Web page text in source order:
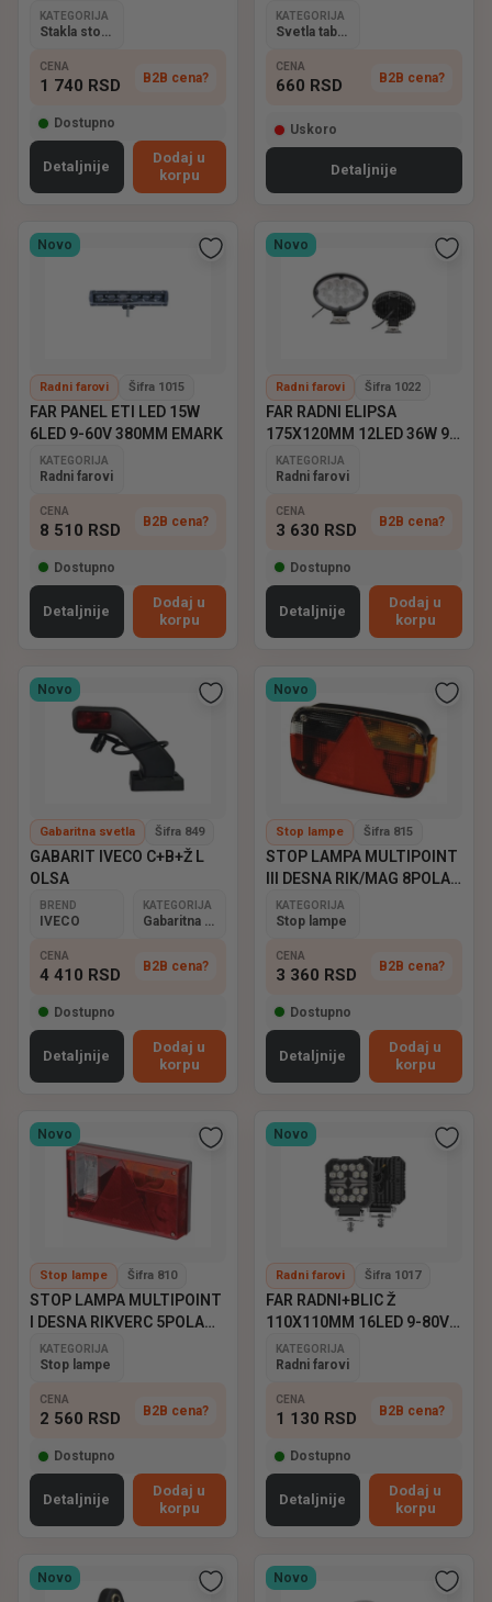
ASPOCK
KATEGORIJA
Stakla stop lampi
CENA
1 740 RSD B2B cena?
Dostupno
Detaljnije
Dodaj u
korpu
KATEGORIJA
Svetla tablice
CENA
660 RSD B2B cena?
Uskoro
Detaljnije
Novo
Radni farovi Šifra 1015
FAR PANEL ETI LED 15W
6LED 9-60V 380MM EMARK
KATEGORIJA
Radni farovi
CENA
8 510 RSD B2B cena?
Dostupno
Detaljnije
Dodaj u
korpu
Novo
Radni farovi Šifra 1022
FAR RADNI ELIPSA
175X120MM 12LED 36W 9-
60V EMARK
KATEGORIJA
Radni farovi
CENA
3 630 RSD B2B cena?
Dostupno
Detaljnije
Dodaj u
korpu
Novo
Gabaritna svetla Šifra 849
GABARIT IVECO C+B+Ž L
OLSA
BREND
IVECO
KATEGORIJA
CENA
4 410 RSD B2B cena?
Dostupno
Detaljnije
Dodaj u
korpu
Novo
Stop lampe Šifra 815
STOP LAMPA MULTIPOINT
III DESNA RIK/MAG 8POLA
ASPOCK
KATEGORIJA
Stop lampe
CENA
3 360 RSD B2B cena?
Dostupno
Detaljnije
Dodaj u
korpu
Novo
Stop lampe Šifra 810
STOP LAMPA MULTIPOINT
I DESNA RIKVERC 5POLA
ASPOCK
KATEGORIJA
Stop lampe
CENA
2 560 RSD B2B cena?
Dostupno
Detaljnije
Dodaj u
korpu
Novo
Radni farovi Šifra 1017
FAR RADNI+BLIC Ž
110X110MM 16LED 9-80V
EMARK
KATEGORIJA
Radni farovi
CENA
1 130 RSD B2B cena?
Dostupno
Detaljnije
Dodaj u
korpu
Novo Novo